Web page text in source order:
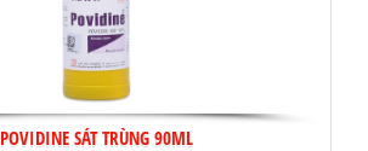
POVIDINE SÁT TRÙNG 90ML